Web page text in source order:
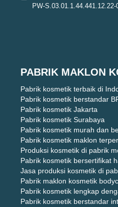
PW-S.03.01.1.44.441.12.22-
PABRIK MAKLON
Pabrik kosmetik terbaik di
Pabrik kosmetik berstandar
Pabrik kosmetik Jakarta
Pabrik kosmetik Surabaya
Pabrik kosmetik murah dan
Pabrik kosmetik maklon
Produksi kosmetik di pabrik
Pabrik kosmetik bersertifikat
Jasa produksi kosmetik di
Pabrik maklon kosmetik
Pabrik kosmetik lengkap
Pabrik kosmetik berstandar